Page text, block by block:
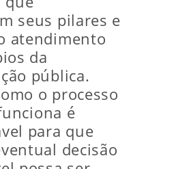
seus pilares e
atendimento
da
pública.
o processo
é
para que
decisão